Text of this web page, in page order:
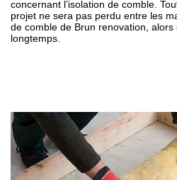
concernant l’isolation de comble.
projet ne sera pas perdu entre les
de comble de Brun renovation, alors
longtemps.